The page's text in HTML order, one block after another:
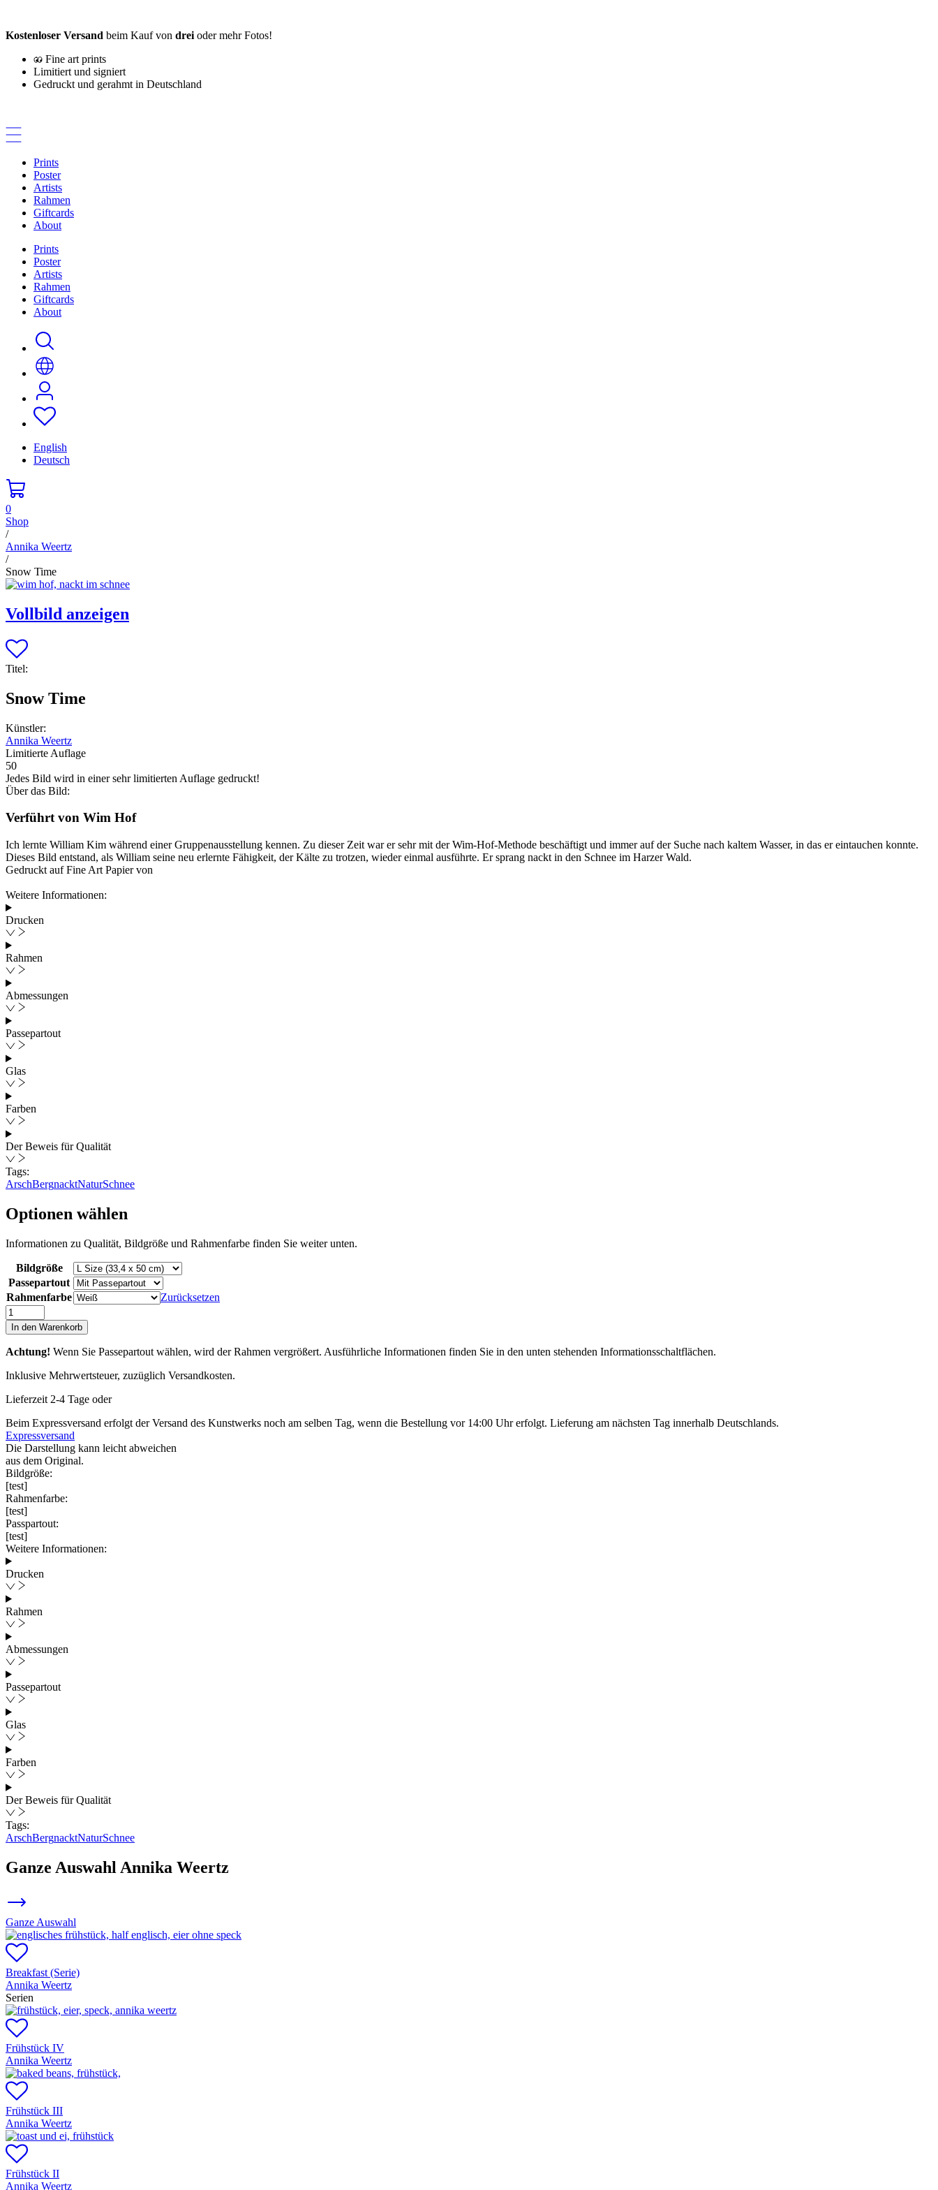
springen
Kostenloser Versand beim Kauf von drei oder mehr Fotos!
Fine art prints
Limitiert und signiert
Gedruckt und gerahmt in Deutschland
Prints
Poster
Artists
Rahmen
Giftcards
About
Prints
Poster
Artists
Rahmen
Giftcards
About
English
Deutsch
0
Shop
/
Annika Weertz
/
Snow Time
Vollbild anzeigen
Titel:
Snow Time
Künstler:
Annika Weertz
Limitierte Auflage
50
Jedes Bild wird in einer sehr limitierten Auflage gedruckt!
Über das Bild:
Verführt von Wim Hof
Ich lernte William Kim während einer Gruppenausstellung kennen. Zu dieser Zeit war er sehr mit der Wim-Hof-Methode beschäftigt und immer auf der Suche nach kaltem Wasser, in das er eintauchen konnte.
Dieses Bild entstand, als William seine neu erlernte Fähigkeit, der Kälte zu trotzen, wieder einmal ausführte. Er sprang nackt in den Schnee im Harzer Wald.
Gedruckt auf Fine Art Papier von
Weitere Informationen:
Drucken
Rahmen
Abmessungen
Passepartout
Glas
Farben
Der Beweis für Qualität
Tags:
ArschBergnacktNaturSchnee
Optionen wählen
Informationen zu Qualität, Bildgröße und Rahmenfarbe finden Sie weiter unten.
Bildgröße
Passepartout
Rahmenfarbe
Zurücksetzen
Snow
Time
Menge
In den Warenkorb
Achtung! Wenn Sie Passepartout wählen, wird der Rahmen vergrößert. Ausführliche Informationen finden Sie in den unten stehenden Informationsschaltflächen.
Inklusive Mehrwertsteuer, zuzüglich Versandkosten.
Lieferzeit 2-4 Tage oder
Beim Expressversand erfolgt der Versand des Kunstwerks noch am selben Tag, wenn die Bestellung vor 14:00 Uhr erfolgt. Lieferung am nächsten Tag innerhalb Deutschlands.
Expressversand
Die Darstellung kann leicht abweichen
aus dem Original.
Bildgröße:
[test]
Rahmenfarbe:
[test]
Passpartout:
[test]
Weitere Informationen:
Drucken
Rahmen
Abmessungen
Passepartout
Glas
Farben
Der Beweis für Qualität
Tags:
ArschBergnacktNaturSchnee
Ganze Auswahl Annika Weertz
Ganze Auswahl
Breakfast (Serie)
Annika Weertz
Serien
Frühstück IV
Annika Weertz
Frühstück III
Annika Weertz
Frühstück II
Annika Weertz